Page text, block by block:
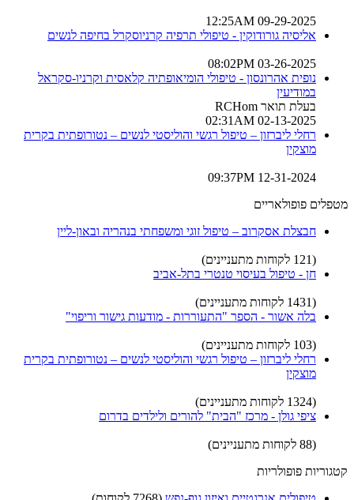
09-29-2025 12:25AM
אליסיה גורודוקין - טיפולי תרפיה קרניוסקרל בחיפה לנשים
03-26-2025 08:02PM
נופית אהרונסון - טיפולי הומיאופתיה קלאסית וקרניו-סקראל
במודיעין
בעלת תואר RCHom
02-13-2025 02:31AM
רחלי ליברזון – טיפול רגשי והוליסטי לנשים – נטורופתית בקרית
מוצקין
12-31-2024 09:37PM
מטפלים פופולאריים
חבצלת אסקרוב – טיפול זוגי ומשפחתי בנהריה ובאון-ליין
(121 לקוחות מתעניינים)
חן - טיפול בעיסוי טנטרי בתל-אביב
(1431 לקוחות מתעניינים)
בלה אשור - הספר "התעוררות - מודעות גישור וריפוי"
(103 לקוחות מתעניינים)
רחלי ליברזון – טיפול רגשי והוליסטי לנשים – נטורופתית בקרית
מוצקין
(1324 לקוחות מתעניינים)
ציפי גולן - מרכז "הבית" להורים ולילדים בדרום
(88 לקוחות מתעניינים)
קטגוריות פופולריות